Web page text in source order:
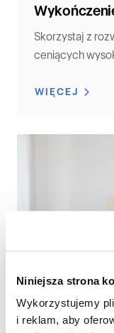
Niniejsza strona
Wykorzystujemy
i reklam, aby
Skorzystaj z
ceniących
WIĘCEJ